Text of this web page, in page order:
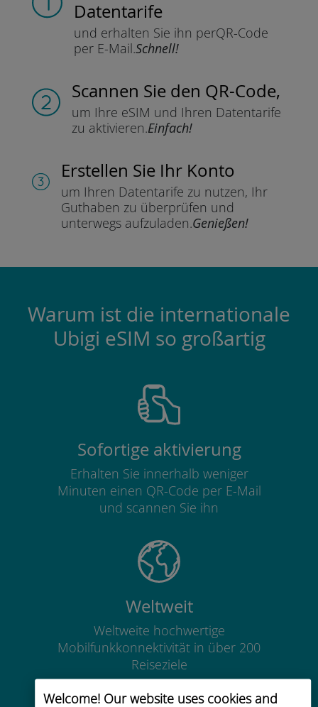
Welcome! Our website uses cookies and
Datentarife
und erhalten Sie ihn perQR-Code
per E-Mail.Schnell!
Scannen Sie den QR-Code,
um Ihre eSIM und Ihren Datentarife
zu aktivieren.Einfach!
Erstellen Sie Ihr Konto
um Ihren Datentarife zu nutzen, Ihr
Guthaben zu überprüfen und
unterwegs aufzuladen.Genießen!
Warum ist die internationale
Ubigi eSIM so großartig
Sofortige aktivierung
Erhalten Sie innerhalb weniger
Minuten einen QR-Code per E-Mail
und scannen Sie ihn
Weltweit
Weltweite hochwertige
Mobilfunkkonnektivität in über 200
Reiseziele